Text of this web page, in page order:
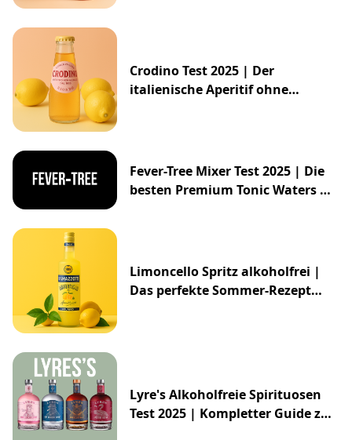
Crodino Test 2025 | Der
italienische Aperitif ohne
Fever-Tree Mixer Test 2025 | Die
besten Premium Tonic Waters &
Limoncello Spritz alkoholfrei |
Das perfekte Sommer-Rezept
Lyre's Alkoholfreie Spirituosen
Test 2025 | Kompletter Guide zur